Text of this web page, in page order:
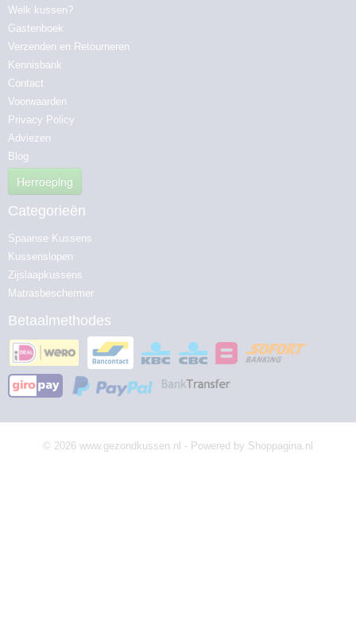
Welk kussen?
Gastenboek
Verzenden en Retourneren
Kennisbank
Contact
Voorwaarden
Privacy Policy
Adviezen
Blog
Herroeping
Categorieën
Spaanse Kussens
Kussenslopen
Zijslaapkussens
Matrasbeschermer
Betaalmethodes
© 2026 www.gezondkussen.nl - Powered by Shoppagina.nl